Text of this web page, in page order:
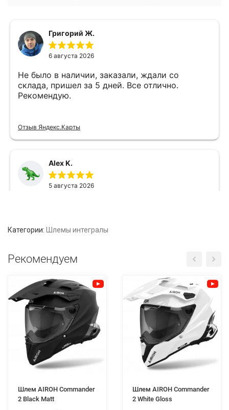
Категории: Шлемы интегралы
Рекомендуем
Шлем AIROH Commander
2 Black Matt
Шлем AIROH Commander
2 White Gloss